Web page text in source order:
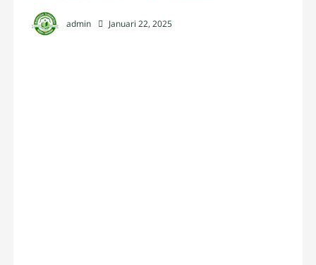
admin Januari 22, 2025